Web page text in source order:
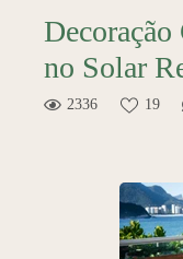
no Solar
2336 19